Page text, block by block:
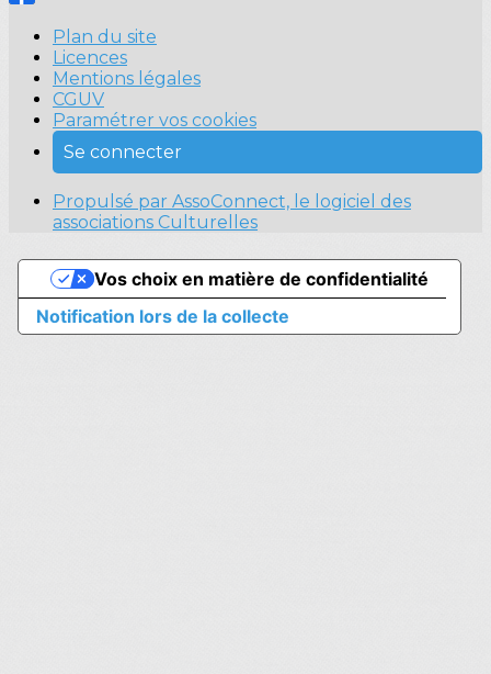
Plan du site
Licences
Mentions légales
CGUV
Paramétrer vos cookies
Se connecter
Propulsé par AssoConnect, le logiciel des
associations Culturelles
Notification lors de la collecte
Vos choix en matière de confidentialité